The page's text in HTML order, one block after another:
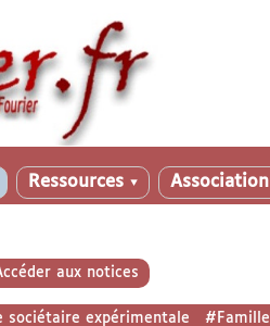
Ressources ▼ Association
aux notices
sociétaire expérimentale #Famille